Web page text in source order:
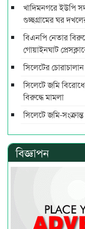
খাদিমনগরে ইউপি
গুচ্ছগ্রামের ঘর
বিএনপি নেতার
গোয়াইনঘাট
সিলেটের
সিলেটে জমি
বিরুদ্ধে মামলা
সিলেটে জমি-
বিজ্ঞাপন